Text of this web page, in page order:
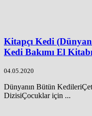
Kitapçı Kedi
Kedi Bakımı El
04.05.2020
Dünyanın Bütün
DizisiÇocuklar için ...